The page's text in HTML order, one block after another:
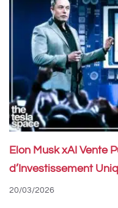
Elon Musk xAI Vente
d’Investissement
20/03/2026